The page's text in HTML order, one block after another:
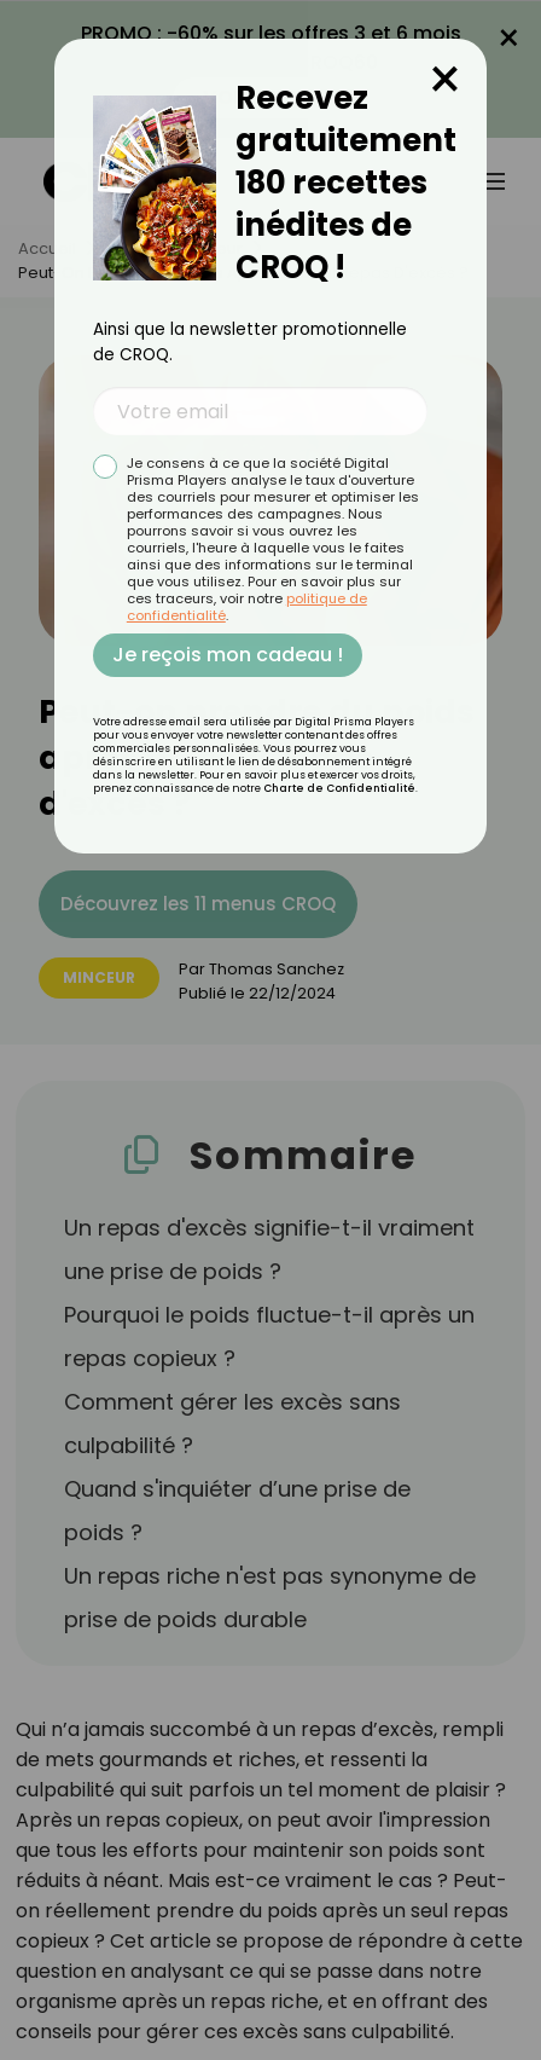
PROMO : -60% sur les offres 3 et 6 mois
VOIR LA PROMO
×
Accueil Actus
Minceur
Peut-On Prendre Du Poids Après Un Seul Repas D'excès ?
Peut-on prendre du poids
après un seul repas
d'excès ?
Découvrez les 11 menus CROQ
MINCEUR ParThomas Sanchez
Publié le 22/12/2024
Sommaire
Un repas d'excès signifie-t-il vraiment
une prise de poids ?
Pourquoi le poids fluctue-t-il après un
repas copieux ?
Comment gérer les excès sans
culpabilité ?
Quand s'inquiéter d’une prise de
poids ?
Un repas riche n'est pas synonyme de
prise de poids durable
Qui n’a jamais succombé à un repas d’excès, rempli
de mets gourmands et riches, et ressenti la
culpabilité qui suit parfois un tel moment de plaisir ?
Après un repas copieux, on peut avoir l'impression
que tous les efforts pour maintenir son poids sont
réduits à néant. Mais est-ce vraiment le cas ? Peut-
on réellement prendre du poids après un seul repas
copieux ? Cet article se propose de répondre à cette
question en analysant ce qui se passe dans notre
organisme après un repas riche, et en offrant des
conseils pour gérer ces excès sans culpabilité.
Recevez
gratuitement
180 recettes
inédites de
CROQ !
×
Ainsi que la newsletter promotionnelle
de CROQ.
Je consens à ce que la société Digital
Prisma Players analyse le taux d'ouverture
des courriels pour mesurer et optimiser les
performances des campagnes. Nous
pourrons savoir si vous ouvrez les
courriels, l'heure à laquelle vous le faites
ainsi que des informations sur le terminal
que vous utilisez. Pour en savoir plus sur
ces traceurs, voir notre politique de
confidentialité.
Je reçois mon cadeau !
Votre adresse email sera utilisée par Digital Prisma Players
pour vous envoyer votre newsletter contenant des offres
commerciales personnalisées. Vous pourrez vous
désinscrire en utilisant le lien de désabonnement intégré
dans la newsletter. Pour en savoir plus et exercer vos droits,
prenez connaissance de notre Charte de Confidentialité.